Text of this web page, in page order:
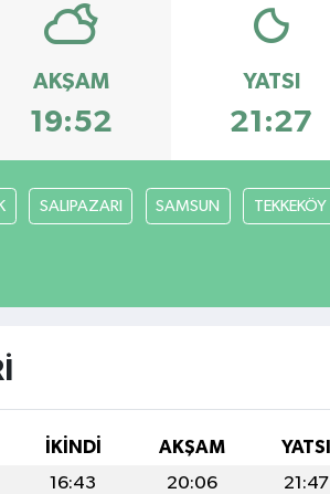
AKŞAM
19:52
YATSI
21:27
SALIPAZARI SAMSUN TEKKEKÖY
İKINDI AKŞAM
YATSI
16:43 20:06
21:47